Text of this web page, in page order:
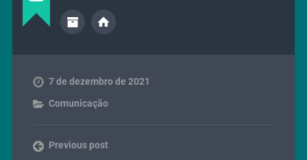
7 de dezembro de 2021
Comunicação
Previous post